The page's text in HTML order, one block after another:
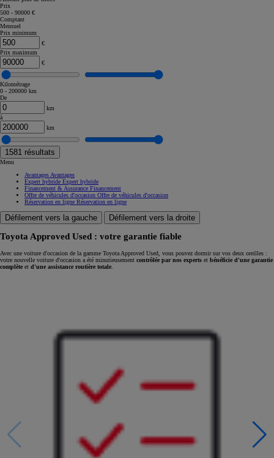
Prix
500 - 90000 €
Comptant
Mensuel
Prix minimum
€
Prix maximum
€
Kilométrage
0 - 200000 km
De
km
à
km
1581 résultats
Menu
Avantages Avantages
Expert hybride Expert hybride
Financement & Assurance Financement
Offre de véhicules d'occasion Offre de véhicules d'occasion
Réservation en ligne Réservation en ligne
Défilement vers la gauche Défilement vers la droite
Toyota Approved Used : votre garantie fiable
Avec une voiture d'occasion de la gamme Toyota Approved Used, vous pouvez dormir sur vos deux oreilles :
votre nouvelle voiture d'occasion a été minutieusement contrôlée par nos experts et bénéficie d'une garantie
complète et d'une assistance routière totale